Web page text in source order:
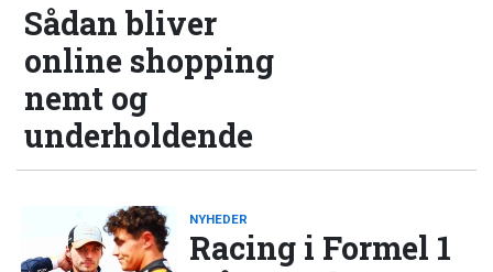
Sådan bliver
online shopping
nemt og
underholdende
NYHEDER
Racing i Formel 1